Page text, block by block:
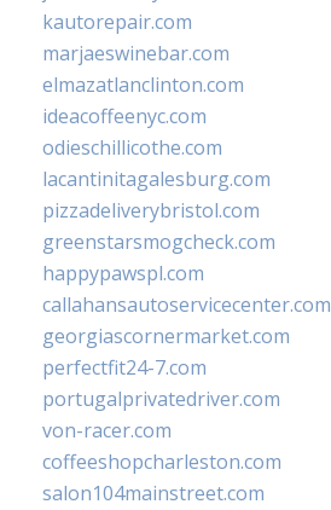
kautorepair.com
marjaeswinebar.com
elmazatlanclinton.com
ideacoffeenyc.com
odieschillicothe.com
lacantinitagalesburg.com
pizzadeliverybristol.com
greenstarsmogcheck.com
happypawspl.com
callahansautoservicecenter.com
georgiascornermarket.com
perfectfit24-7.com
portugalprivatedriver.com
von-racer.com
coffeeshopcharleston.com
salon104mainstreet.com